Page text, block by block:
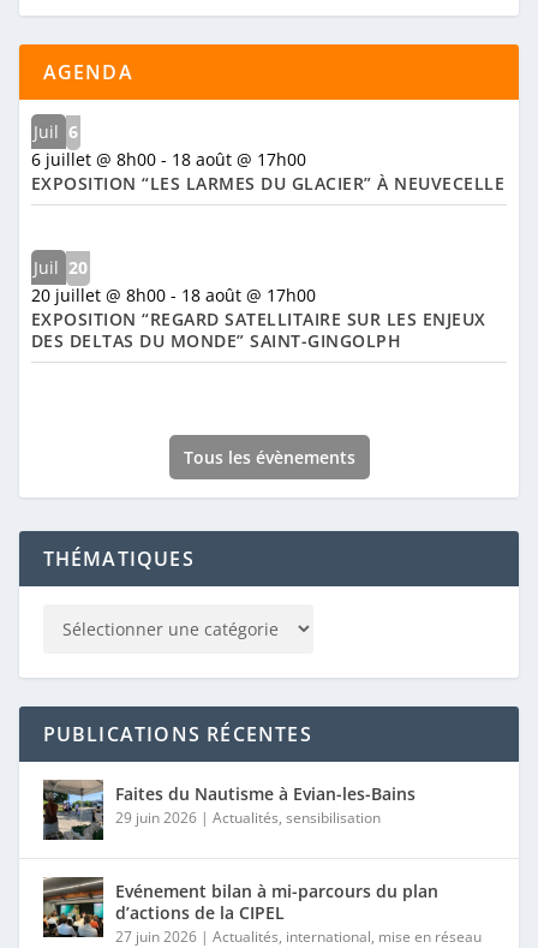
AGENDA
Juil 6
6 juillet @ 8h00- 18 août @ 17h00
EXPOSITION “LES LARMES DU GLACIER” À NEUVECELLE
Juil 20
20 juillet @ 8h00- 18 août @ 17h00
EXPOSITION “REGARD SATELLITAIRE SUR LES ENJEUX
DES DELTAS DU MONDE” SAINT-GINGOLPH
Tous les évènements
THÉMATIQUES
PUBLICATIONS RÉCENTES
Faites du Nautisme à Evian-les-Bains
29 juin 2026| Actualités, sensibilisation
Evénement bilan à mi-parcours du plan
d’actions de la CIPEL
27 juin 2026| Actualités, international, mise en réseau